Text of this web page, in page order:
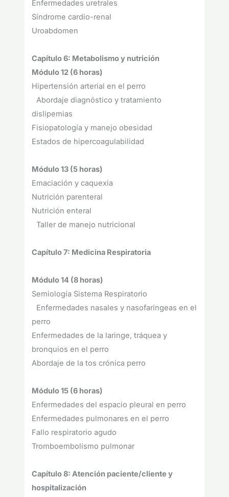
Enfermedades uretrales
Síndrome cardio-renal
Uroabdomen
Capítulo 6: Metabolismo y nutrición
Módulo 12 (6 horas)
Hipertensión arterial en el perro
Abordaje diagnóstico y tratamiento
dislipemias
Fisiopatología y manejo obesidad
Estados de hipercoagulabilidad
Módulo 13 (5 horas)
Emaciación y caquexia
Nutrición parenteral
Nutrición enteral
Taller de manejo nutricional
Capítulo 7: Medicina Respiratoria
Módulo 14 (8 horas)
Semiología Sistema Respiratorio
Enfermedades nasales y nasofaríngeas en el
perro
Enfermedades de la laringe, tráquea y
bronquios en el perro
Abordaje de la tos crónica perro
Módulo 15 (6 horas)
Enfermedades del espacio pleural en perro
Enfermedades pulmonares en el perro
Fallo respiratorio agudo
Tromboembolismo pulmonar
Capítulo 8: Atención paciente/cliente y
hospitalización